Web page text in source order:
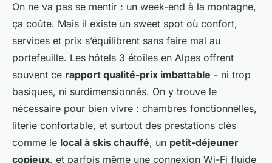
On ne va pas se mentir : un week-end à la montagne,
ça coûte. Mais il existe un sweet spot où confort,
services et prix s’équilibrent sans faire mal au
portefeuille. Les hôtels 3 étoiles en Alpes offrent
souvent ce rapport qualité-prix imbattable - ni trop
basiques, ni surdimensionnés. On y trouve le
nécessaire pour bien vivre : chambres fonctionnelles,
literie confortable, et surtout des prestations clés
comme le local à skis chauffé, un petit-déjeuner
copieux, et parfois même une connexion Wi-Fi fluide